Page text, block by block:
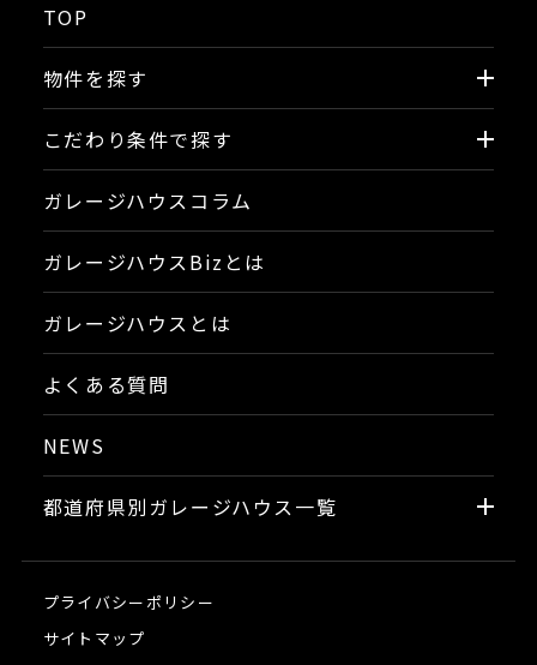
TOP
物件を探す
こだわり条件で探す
ガレージハウスコラム
ガレージハウスBizとは
ガレージハウスとは
よくある質問
NEWS
都道府県別ガレージハウス一覧
プライバシーポリシー
サイトマップ